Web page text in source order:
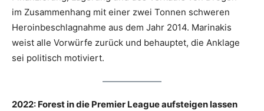
im Zusammenhang mit einer zwei Tonnen schweren
Heroinbeschlagnahme aus dem Jahr 2014. Marinakis
weist alle Vorwürfe zurück und behauptet, die Anklage
sei politisch motiviert.
2022: Forest in die Premier League aufsteigen lassen